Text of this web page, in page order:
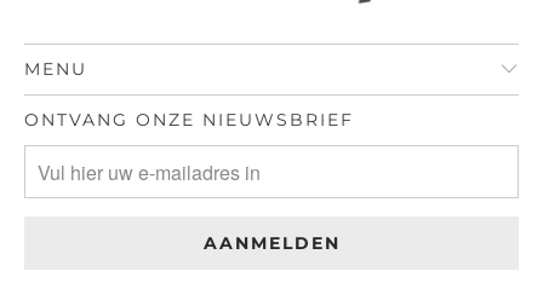
MENU
ONTVANG ONZE NIEUWSBRIEF